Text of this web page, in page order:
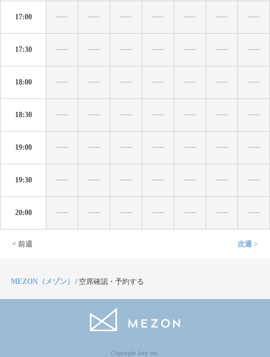
17:00
17:30
18:00
18:30
19:00
19:30
20:00
< 前週 次週 >
MEZON（メゾン） / 空席確認・予約する
Copyright Jocy inc.